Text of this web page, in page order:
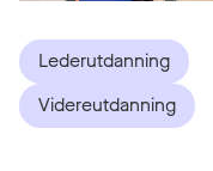
Lederutdanning
Videreutdanning